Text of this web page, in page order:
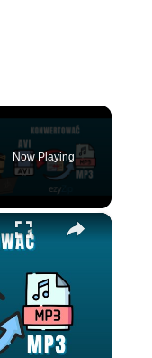
Now Playing
×